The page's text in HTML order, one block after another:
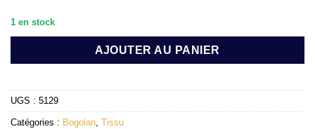
1 en stock
AJOUTER AU PANIER
UGS : 5129
Catégories : Bogolan, Tissu